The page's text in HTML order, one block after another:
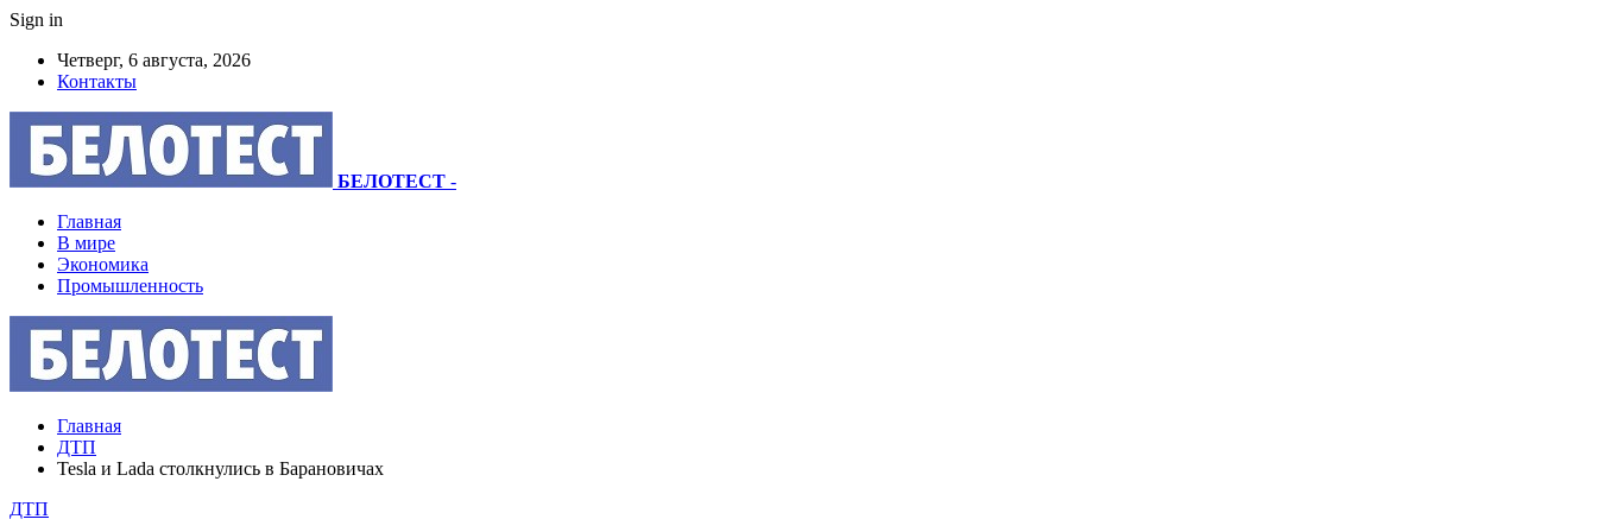
Sign in
Четверг, 6 августа, 2026
Контакты
БЕЛОТЕСТ -
Главная
В мире
Экономика
Промышленность
Главная
ДТП
Tesla и Lada столкнулись в Барановичах
ДТП